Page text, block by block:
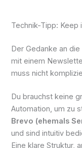
Technik-Tipp: Keep
Der Gedanke an
mit einem
muss nicht
Du brauchst keine
Automation, um zu
Brevo (ehemals
und sind intuitiv
Eine klare Struktur,